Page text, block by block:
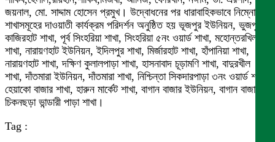
জয়নাল, মো. সাদ্দাম হোসেন প্রমুখ। উদ্বোধনের পর ধারাবাহিকভাবে নিম্নোক্ত
শাখাসমূহের দাওয়াতী কার্যক্রম পরিদর্শন অনুষ্ঠিত হয় ভূজপুর ইউনিয়ন, ভুজপুর
কাজিরহাট শাখা, পূর্ব সিংহরিয়া শাখা, সিংহরিয়া ৫নং ওয়ার্ড শাখা, মহোন্তরখিল
শাখা, নারায়ণহাট ইউনিয়ন, ইদিলপুর শাখা, মির্জারহাট শাখা, হাঁপানিয়া শাখা,
নারায়ণহাট শাখা, দক্ষিণ কুলালপাড়া শাখা, হাসনাবাদ চূড়ামণি শাখা, বাদুরখীল
শাখা, দাঁতমারা ইউনিয়ন, দাঁতমারা শাখা, নিশ্চিন্তা সিকদারপাড়া ৩নং ওয়ার্ড শাখা,
হেয়াকো বাজার শাখা, হারুন মার্কেট শাখা, বাগান বাজার ইউনিয়ন, বাগান বাজার
চিকনছড়া ভান্ডারী পাড়া শাখা।
Tag :